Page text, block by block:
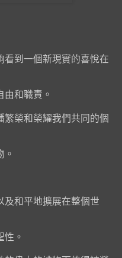
看到一個新現實的喜悅在
和職責。
榮和榮耀我們共同的個
。
及和平地擴展在整個世
性。